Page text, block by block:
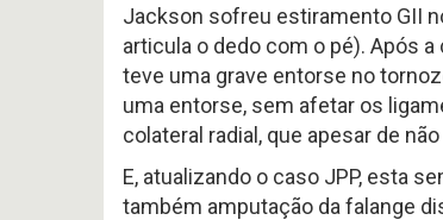
NFL
NFL
Noticias
offseason
10
no
#
617
-
AFC
Jackson sofreu estiramento GII
articula o dedo com o pé). Após
teve uma grave entorse no
uma entorse, sem afetar os
colateral radial, que apesar de
E, atualizando o caso JPP, esta
também amputação da falange